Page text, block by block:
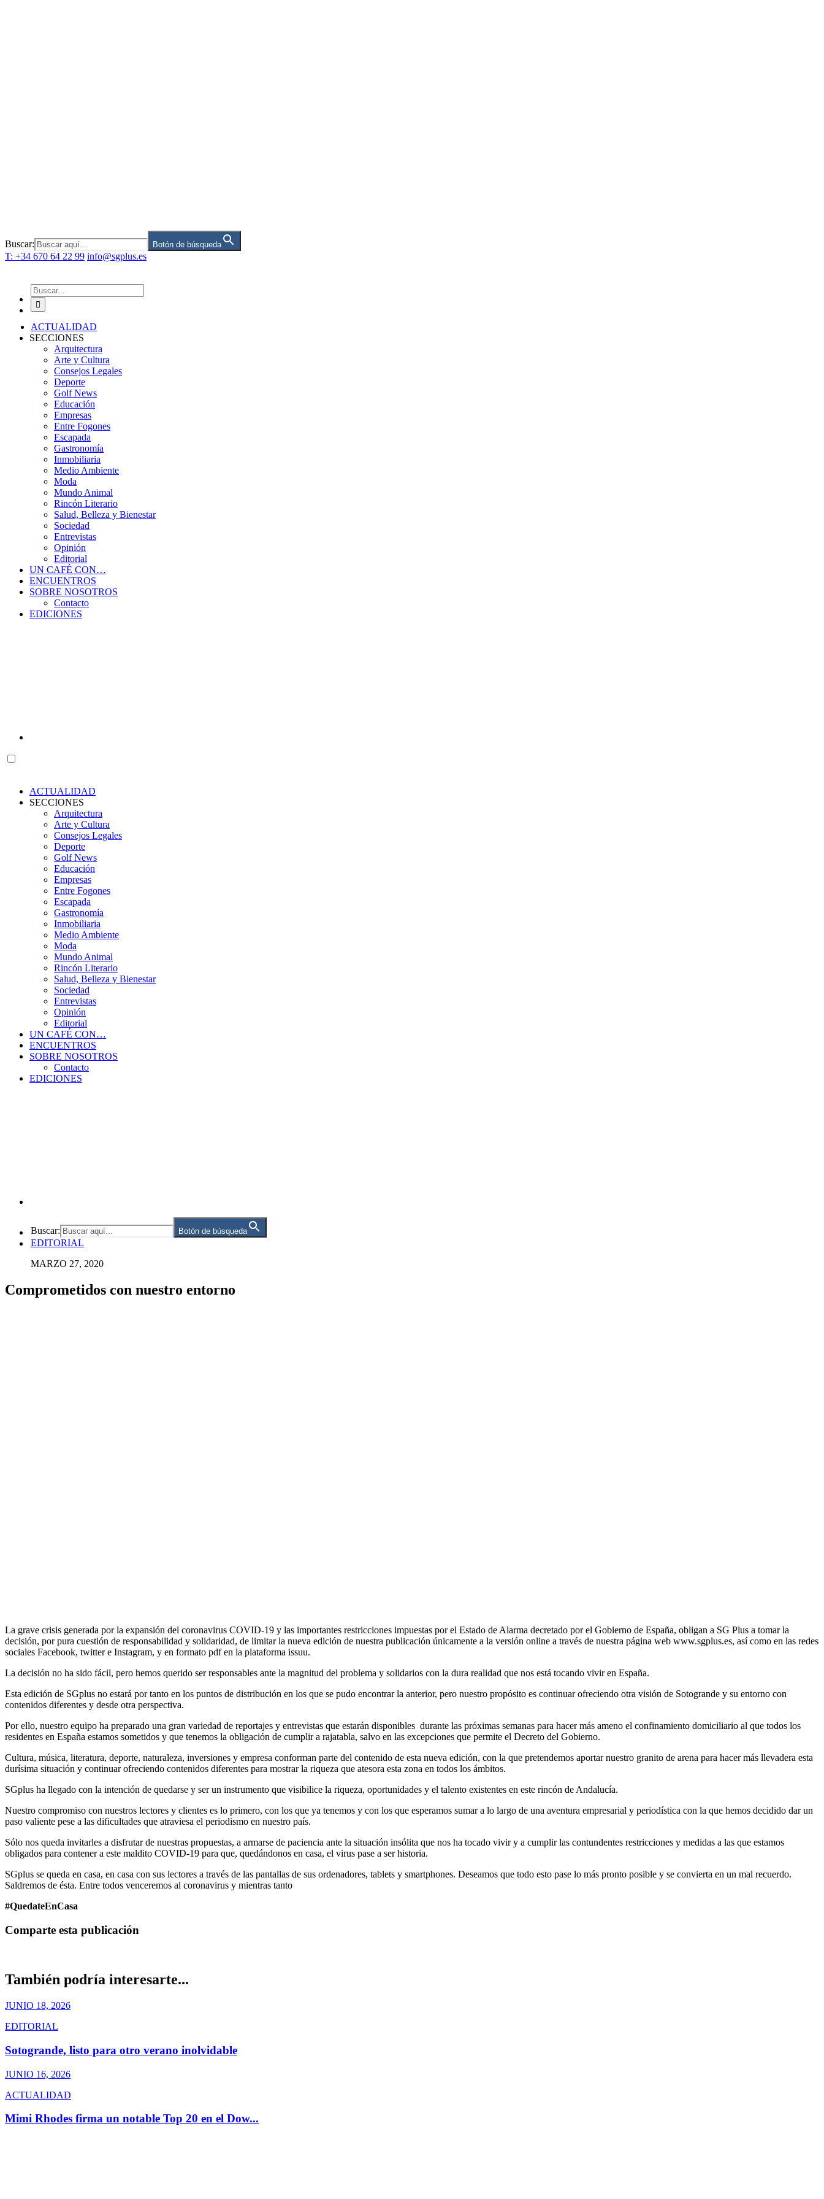
Buscar: Botón de búsqueda
T: +34 670 64 22 99 info@sgplus.es
Buscar:
ACTUALIDAD
SECCIONES
Arquitectura
Arte y Cultura
Consejos Legales
Deporte
Golf News
Educación
Empresas
Entre Fogones
Escapada
Gastronomía
Inmobiliaria
Medio Ambiente
Moda
Mundo Animal
Rincón Literario
Salud, Belleza y Bienestar
Sociedad
Entrevistas
Opinión
Editorial
UN CAFÉ CON…
ENCUENTROS
SOBRE NOSOTROS
Contacto
EDICIONES
ACTUALIDAD
SECCIONES
Arquitectura
Arte y Cultura
Consejos Legales
Deporte
Golf News
Educación
Empresas
Entre Fogones
Escapada
Gastronomía
Inmobiliaria
Medio Ambiente
Moda
Mundo Animal
Rincón Literario
Salud, Belleza y Bienestar
Sociedad
Entrevistas
Opinión
Editorial
UN CAFÉ CON…
ENCUENTROS
SOBRE NOSOTROS
Contacto
EDICIONES
Buscar: Botón de búsqueda
EDITORIAL
MARZO 27, 2020
Comprometidos con nuestro entorno
La grave crisis generada por la expansión del coronavirus COVID-19 y las importantes restricciones impuestas por el Estado de Alarma decretado por el Gobierno de España, obligan a SG Plus a tomar la
decisión, por pura cuestión de responsabilidad y solidaridad, de limitar la nueva edición de nuestra publicación únicamente a la versión online a través de nuestra página web www.sgplus.es, así como en las redes
sociales Facebook, twitter e Instagram, y en formato pdf en la plataforma issuu.
La decisión no ha sido fácil, pero hemos querido ser responsables ante la magnitud del problema y solidarios con la dura realidad que nos está tocando vivir en España.
Esta edición de SGplus no estará por tanto en los puntos de distribución en los que se pudo encontrar la anterior, pero nuestro propósito es continuar ofreciendo otra visión de Sotogrande y su entorno con
contenidos diferentes y desde otra perspectiva.
Por ello, nuestro equipo ha preparado una gran variedad de reportajes y entrevistas que estarán disponibles durante las próximas semanas para hacer más ameno el confinamiento domiciliario al que todos los
residentes en España estamos sometidos y que tenemos la obligación de cumplir a rajatabla, salvo en las excepciones que permite el Decreto del Gobierno.
Cultura, música, literatura, deporte, naturaleza, inversiones y empresa conforman parte del contenido de esta nueva edición, con la que pretendemos aportar nuestro granito de arena para hacer más llevadera esta
durísima situación y continuar ofreciendo contenidos diferentes para mostrar la riqueza que atesora esta zona en todos los ámbitos.
SGplus ha llegado con la intención de quedarse y ser un instrumento que visibilice la riqueza, oportunidades y el talento existentes en este rincón de Andalucía.
Nuestro compromiso con nuestros lectores y clientes es lo primero, con los que ya tenemos y con los que esperamos sumar a lo largo de una aventura empresarial y periodística con la que hemos decidido dar un
paso valiente pese a las dificultades que atraviesa el periodismo en nuestro país.
Sólo nos queda invitarles a disfrutar de nuestras propuestas, a armarse de paciencia ante la situación insólita que nos ha tocado vivir y a cumplir las contundentes restricciones y medidas a las que estamos
obligados para contener a este maldito COVID-19 para que, quedándonos en casa, el virus pase a ser historia.
SGplus se queda en casa, en casa con sus lectores a través de las pantallas de sus ordenadores, tablets y smartphones. Deseamos que todo esto pase lo más pronto posible y se convierta en un mal recuerdo.
Saldremos de ésta. Entre todos venceremos al coronavirus y mientras tanto
#QuedateEnCasa
Comparte esta publicación
También podría interesarte...
JUNIO 18, 2026
EDITORIAL
Sotogrande, listo para otro verano inolvidable
JUNIO 16, 2026
ACTUALIDAD
Mimi Rhodes firma un notable Top 20 en el Dow...